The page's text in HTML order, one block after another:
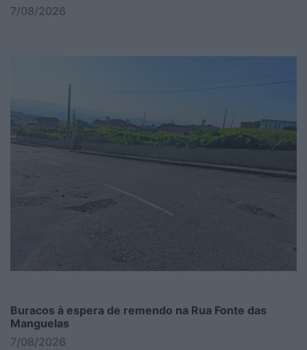
7/08/2026
Buracos à espera de remendo na Rua Fonte das
Manguelas
7/08/2026